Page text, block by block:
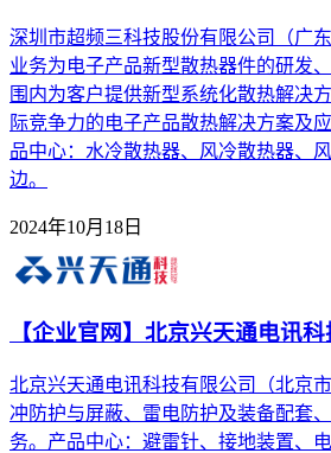
深圳市超频三科技股份有限公司（广
业务为电子产品新型散热器件的研发
围内为客户提供新型系统化散热解决
际竞争力的电子产品散热解决方案及
品中心：水冷散热器、风冷散热器、
边。
2024年10月18日
【企业官网】北京兴天通电讯
北京兴天通电讯科技有限公司（北京
冲防护与屏蔽、雷电防护及装备配套
务。产品中心：避雷针、接地装置、